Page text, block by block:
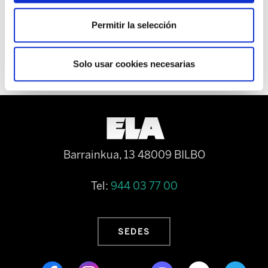
Permitir la selección
Solo usar cookies necesarias
Barrainkua, 13 48009 BILBO
Tel: 944 03 77 00
SEDES